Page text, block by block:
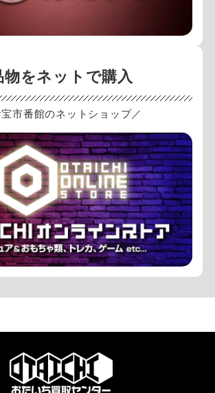
物をネットで購入
市番館のネットショップ／